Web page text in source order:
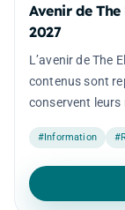
Avenir de
2027
L’avenir de The
contenus sont
conservent leurs
#Information